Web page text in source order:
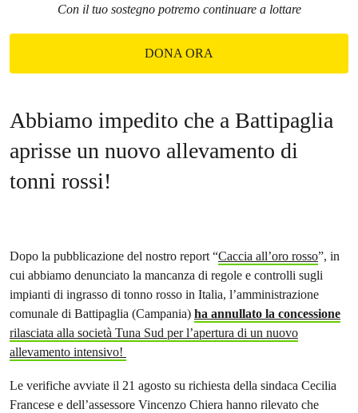
Con il tuo sostegno potremo continuare a lottare
DONA ORA
Abbiamo impedito che a Battipaglia
aprisse un nuovo allevamento di
tonni rossi!
Dopo la pubblicazione del nostro report “Caccia all’oro rosso”, in
cui abbiamo denunciato la mancanza di regole e controlli sugli
impianti di ingrasso di tonno rosso in Italia, l’amministrazione
comunale di Battipaglia (Campania) ha annullato la concessione
rilasciata alla società Tuna Sud per l’apertura di un nuovo
allevamento intensivo!
Le verifiche avviate il 21 agosto su richiesta della sindaca Cecilia
Francese e dell’assessore Vincenzo Chiera hanno rilevato che